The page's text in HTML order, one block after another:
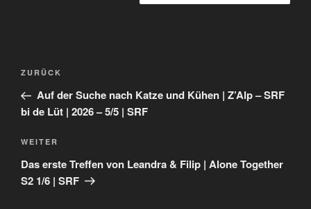
Beitragsnavigation
Vorheriger
Beitrag
ZURÜCK
Auf der Suche nach Katze und Kühen | Z’Alp – SRF
bi de Lüt | 2026 – 5/5 | SRF
Nächster
Beitrag
WEITER
Das erste Treffen von Leandra & Filip | Alone Together
S2 1/6 | SRF